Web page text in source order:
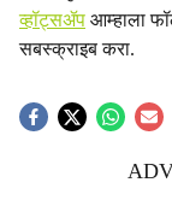
व्हॉट्सॲप आम्हाला
सबस्क्राइब करा.